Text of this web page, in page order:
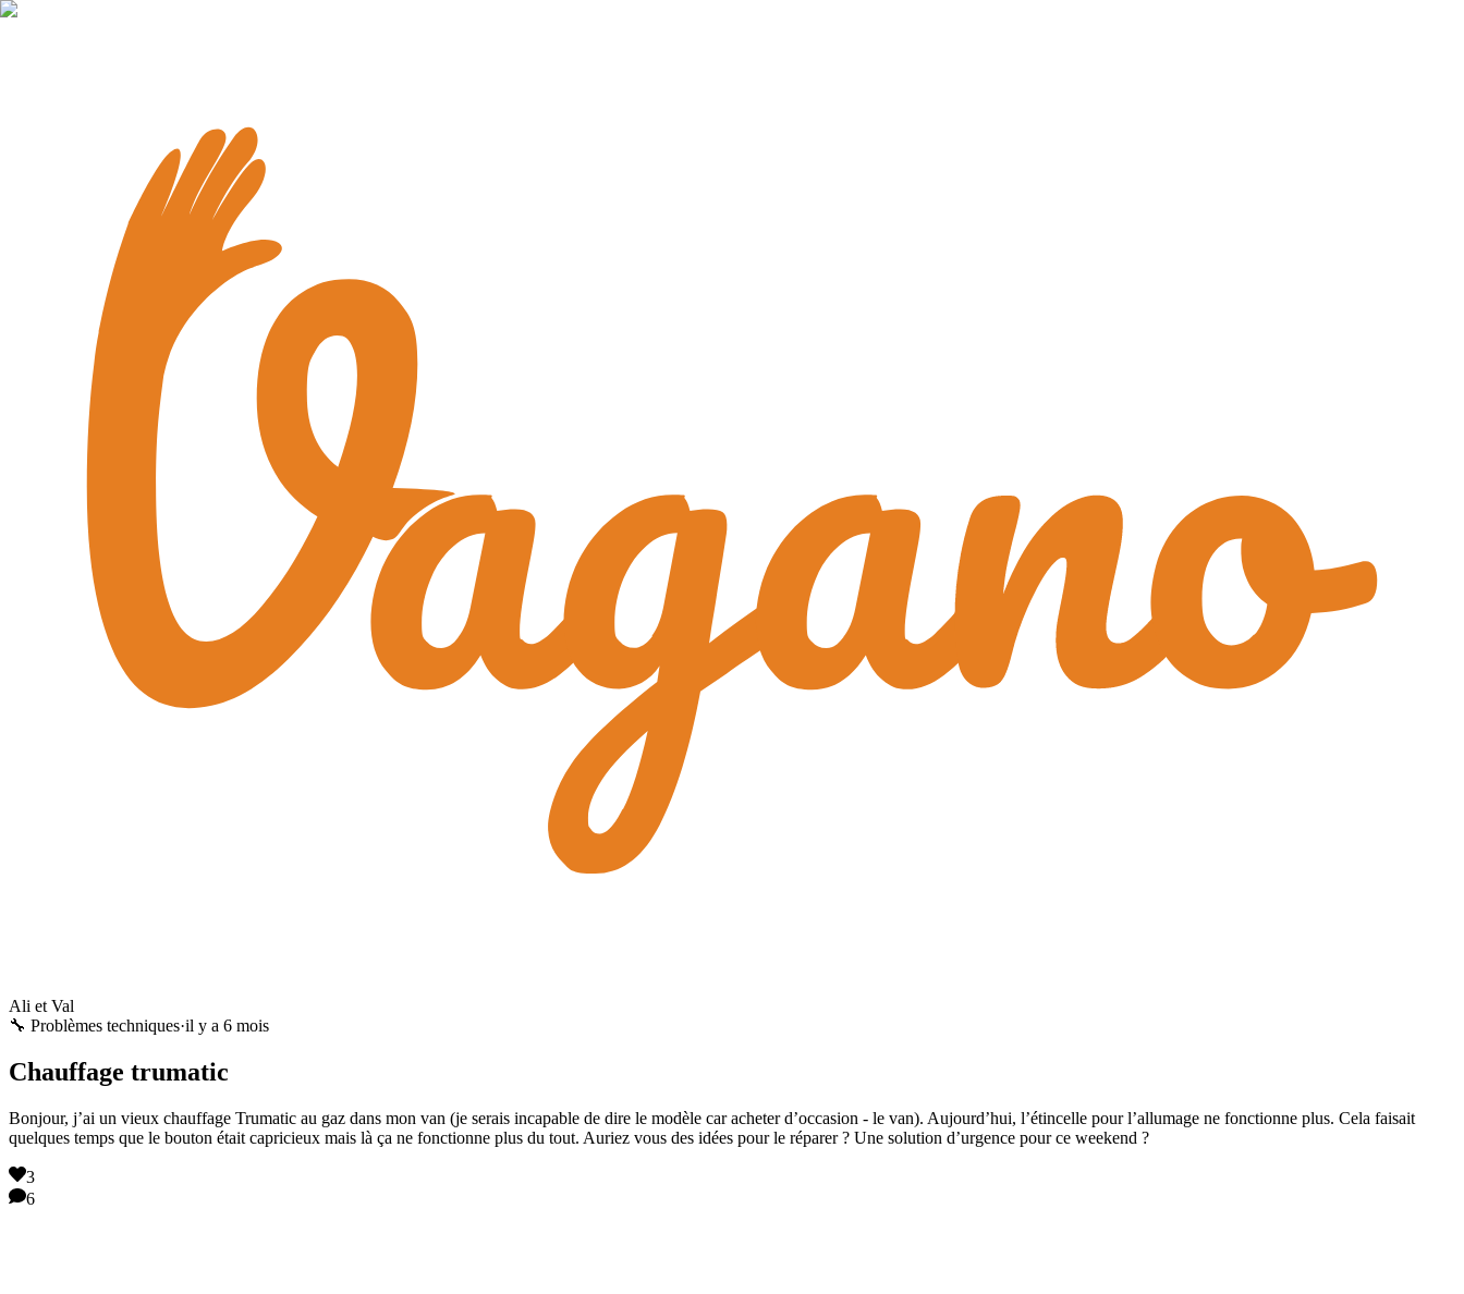
Ali et Val
🔧 Problèmes techniques·il y a 6 mois
Chauffage trumatic
Bonjour, j’ai un vieux chauffage Trumatic au gaz dans mon van (je serais incapable de dire le modèle car acheter d’occasion - le van). Aujourd’hui, l’étincelle pour l’allumage ne fonctionne plus. Cela faisait
quelques temps que le bouton était capricieux mais là ça ne fonctionne plus du tout. Auriez vous des idées pour le réparer ? Une solution d’urgence pour ce weekend ?
3
6